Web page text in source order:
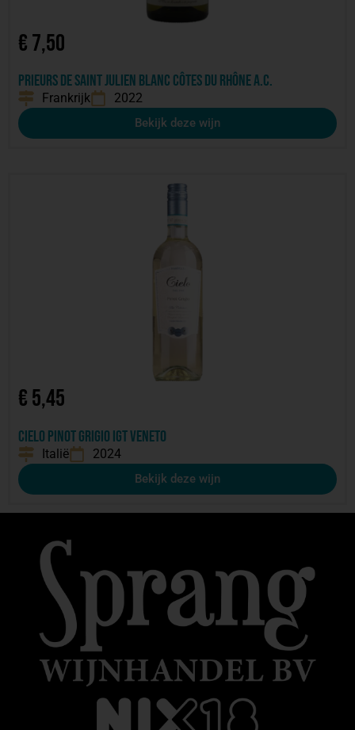
€7,50
Prieurs de Saint Julien blanc Côtes du Rhône A.C.
Frankrijk 2022
Bekijk deze wijn
€5,45
Cielo Pinot Grigio IGT Veneto
Italië 2024
Bekijk deze wijn